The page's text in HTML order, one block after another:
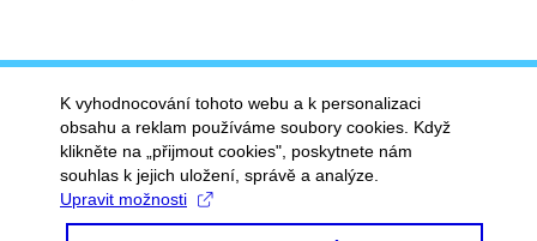
K vyhodnocování tohoto webu a k personalizaci
obsahu a reklam používáme soubory cookies. Když
klikněte na „přijmout cookies", poskytnete nám
souhlas k jejich uložení, správě a analýze.
Upravit možnosti